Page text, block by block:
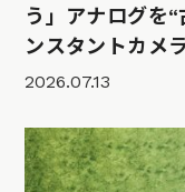
う」アナログを
ンスタントカメ
2026.07.13